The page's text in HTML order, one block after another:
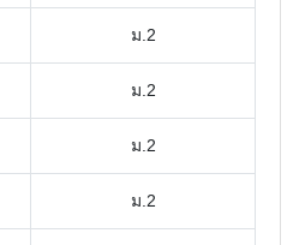
ม.2
ม.2
ม.2
ม.2